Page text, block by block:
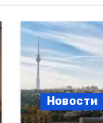
Новости